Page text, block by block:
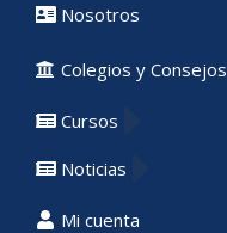
Nosotros
Colegios y Consejos
Cursos
Noticias
Mi cuenta